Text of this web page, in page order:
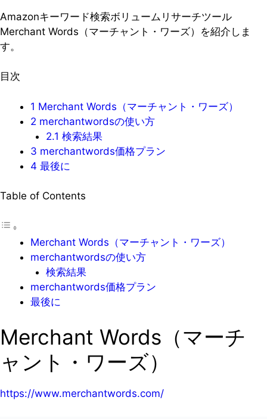
Amazonキーワード検索ボリュームリサーチツール
Merchant Words（マーチャント・ワーズ）を紹介しま
す。
目次
1 Merchant Words（マーチャント・ワーズ）
2 merchantwordsの使い方
2.1 検索結果
3 merchantwords価格プラン
4 最後に
Table of Contents
Merchant Words（マーチャント・ワーズ）
merchantwordsの使い方
検索結果
merchantwords価格プラン
最後に
Merchant Words（マーチ
ャント・ワーズ）
https://www.merchantwords.com/